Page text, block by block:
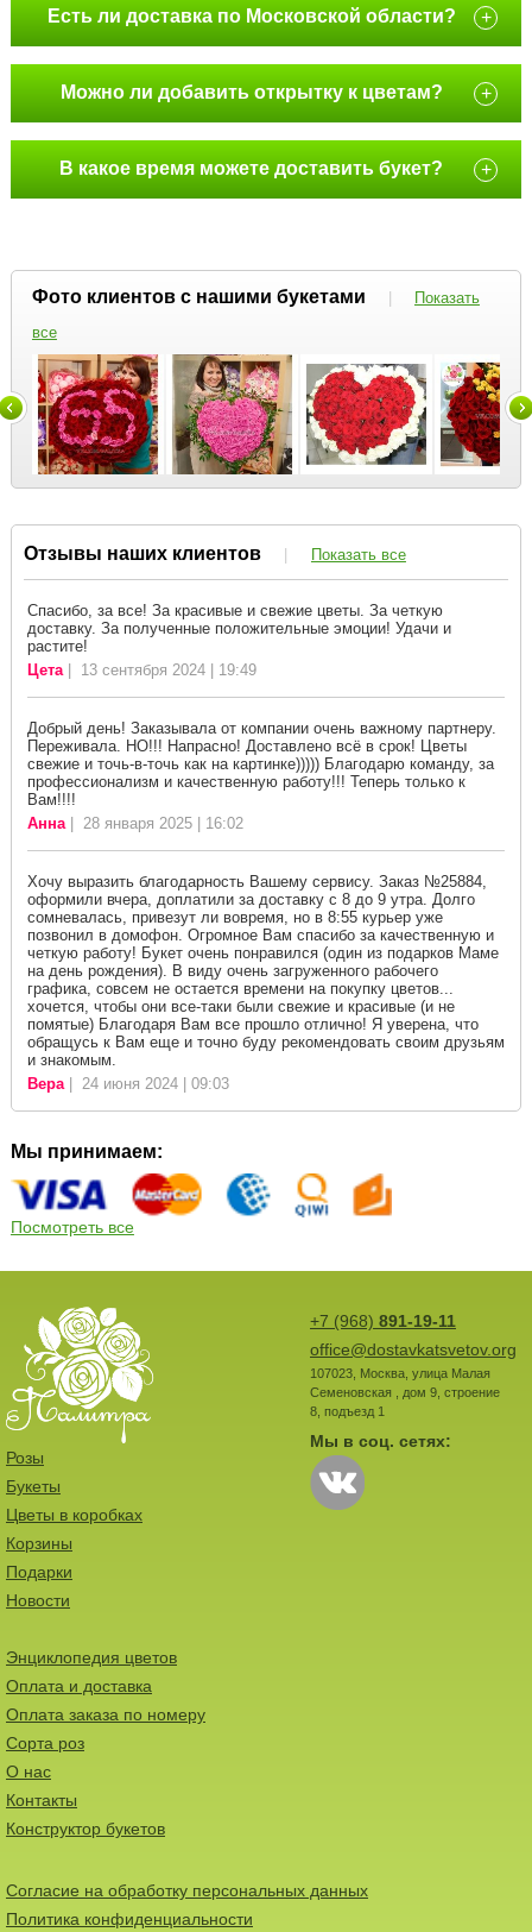
Есть ли доставка по Московской области? +
Можно ли добавить открытку к цветам? +
В какое время можете доставить букет? +
Фото клиентов с нашими букетами |
Показать
все
Отзывы наших клиентов | Показать все
Спасибо, за все! За красивые и свежие цветы. За четкую
доставку. За полученные положительные эмоции! Удачи и
растите!
Цета| 13 сентября 2024 | 19:49
Добрый день! Заказывала от компании очень важному партнеру.
Переживала. НО!!! Напрасно! Доставлено всё в срок! Цветы
свежие и точь-в-точь как на картинке))))) Благодарю команду, за
профессионализм и качественную работу!!! Теперь только к
Вам!!!!
Анна| 28 января 2025 | 16:02
Хочу выразить благодарность Вашему сервису. Заказ №25884,
оформили вчера, доплатили за доставку с 8 до 9 утра. Долго
сомневалась, привезут ли вовремя, но в 8:55 курьер уже
позвонил в домофон. Огромное Вам спасибо за качественную и
четкую работу! Букет очень понравился (один из подарков Маме
на день рождения). В виду очень загруженного рабочего
графика, совсем не остается времени на покупку цветов...
хочется, чтобы они все-таки были свежие и красивые (и не
помятые) Благодаря Вам все прошло отлично! Я уверена, что
обращусь к Вам еще и точно буду рекомендовать своим друзьям
и знакомым.
Вера| 24 июня 2024 | 09:03
Мы принимаем:
Посмотреть все
+7 (968) 891-19-11
office@dostavkatsvetov.org
107023, Москва, улица Малая
Семеновская , дом 9, строение
8, подъезд 1
Мы в соц. сетях:
Розы
Букеты
Цветы в коробках
Корзины
Подарки
Новости
Энциклопедия цветов
Оплата и доставка
Оплата заказа по номеру
Сорта роз
О нас
Контакты
Конструктор букетов
Согласие на обработку персональных данных
Политика конфиденциальности